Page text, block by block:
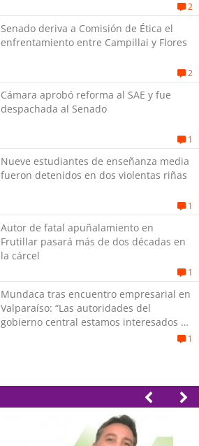
2
Senado deriva a Comisión de Ética el
enfrentamiento entre Campillai y Flores
2
Cámara aprobó reforma al SAE y fue
despachada al Senado
1
Nueve estudiantes de enseñanza media
fueron detenidos en dos violentas riñas
1
Autor de fatal apuñalamiento en
Frutillar pasará más de dos décadas en
la cárcel
1
Mundaca tras encuentro empresarial en
Valparaíso: “Las autoridades del
gobierno central estamos interesados en
1